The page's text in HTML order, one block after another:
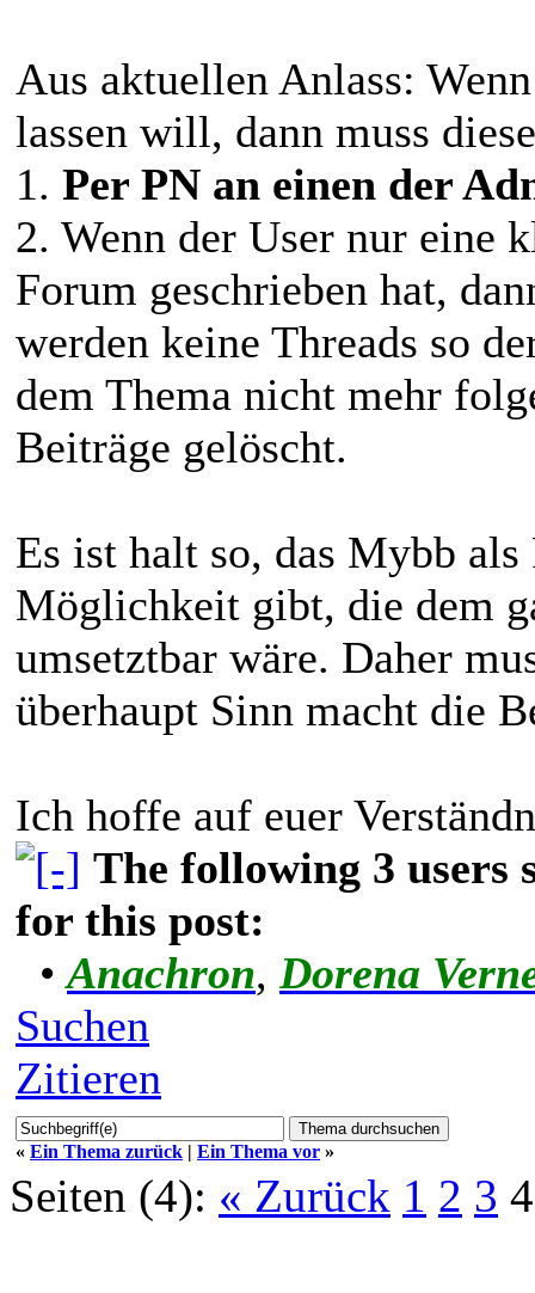
Aus aktuellen Anlass:
lassen will, dann muss
1. Per PN an einen der
2. Wenn der User nur eine
Forum geschrieben hat,
werden keine Threads so
dem Thema nicht mehr
Beiträge gelöscht.
Es ist halt so, das Mybb
Möglichkeit gibt, die dem
umsetztbar wäre. Daher
überhaupt Sinn macht die
Ich hoffe auf euer
The following 3 users
for this post:
•Anachron, Dorena
Suchen
Zitieren
« Ein Thema zurück | Ein Thema vor »
Seiten (4): « Zurück 1 2 3 4